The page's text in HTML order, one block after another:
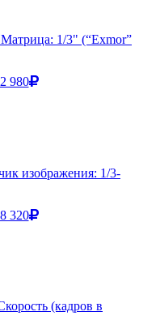
1/3" (“Exmor”
980
изображения: 1/3-
320
(кадров в